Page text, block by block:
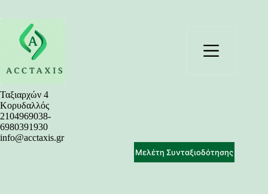
περιεχόμενο
Ταξιαρχών 4
Κορυδαλλός
2104969038-
6980391930
info@acctaxis.gr
Μελέτη Συνταξιοδότησης